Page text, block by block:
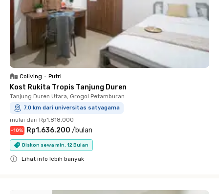
Coliving • Putri
Kost Rukita Tropis Tanjung Duren
Tanjung Duren Utara, Grogol Petamburan
7.0 km dari universitas satyagama
mulai dari Rp1.818.000
-10% Rp1.636.200 /bulan
Diskon sewa min. 12 Bulan
Lihat info lebih banyak